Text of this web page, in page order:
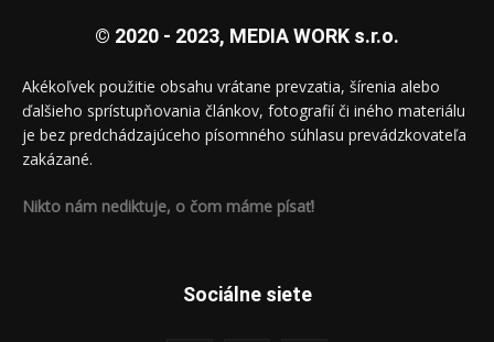
© 2020 - 2023, MEDIA WORK s.r.o.
Akékoľvek použitie obsahu vrátane prevzatia, šírenia alebo
ďalšieho sprístupňovania článkov, fotografií či iného materiálu
je bez predchádzajúceho písomného súhlasu prevádzkovateľa
zakázané.
Nikto nám nediktuje, o čom máme písať!
Sociálne siete